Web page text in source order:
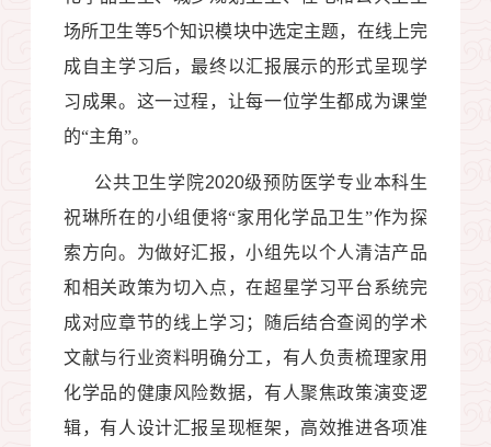
场所卫生等5个知识模块中选定主题，在线上完
成自主学习后，最终以汇报展示的形式呈现学
习成果。这一过程，让每一位学生都成为课堂
的“主角”。
公共卫生学院2020级预防医学专业本科生
祝琳所在的小组便将“家用化学品卫生”作为探
索方向。为做好汇报，小组先以个人清洁产品
和相关政策为切入点，在超星学习平台系统完
成对应章节的线上学习；随后结合查阅的学术
文献与行业资料明确分工，有人负责梳理家用
化学品的健康风险数据，有人聚焦政策演变逻
辑，有人设计汇报呈现框架，高效推进各项准